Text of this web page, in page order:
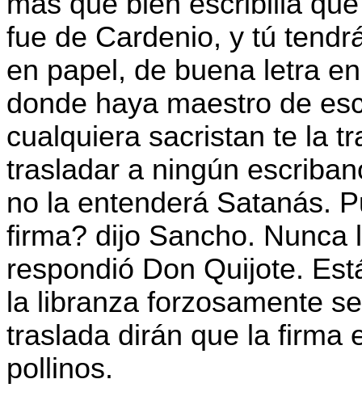
fue de Cardenio, y tú
en papel, de buena letra
donde haya maestro de
cualquiera sacristan te la
trasladar a ningún
no la entenderá Satanás.
firma? dijo Sancho. Nunca
respondió Don Quijote.
la libranza forzosamente
traslada dirán que la firma
pollinos.